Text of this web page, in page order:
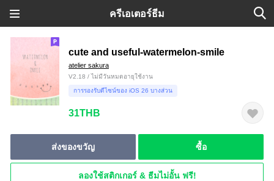
ครีเอเตอร์ธีม
cute and useful-watermelon-smile
atelier sakura
V2.18 / ไม่มีวันหมดอายุใช้งาน
การรองรับดีไซน์ของ iOS 26 บางส่วน
31THB
ส่งของขวัญ ซื้อ
ลองใช้สติกเกอร์ & ธีมไม่อั้น ฟรี!